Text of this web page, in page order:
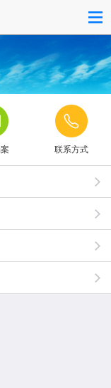
联系方式